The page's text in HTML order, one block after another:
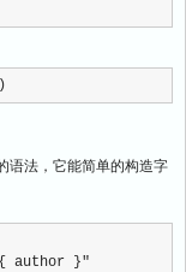
语法，它能简单的构造字
author }"